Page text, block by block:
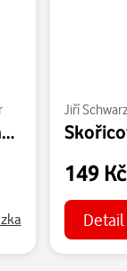
Obrazy z dějin národa českého (1998)
Jiří
149
Detail